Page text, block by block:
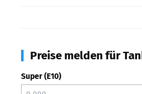
Preise melden für
Super (E10)